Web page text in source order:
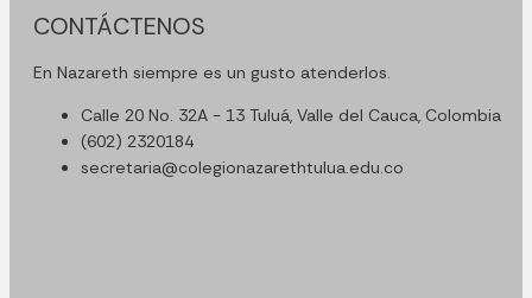
CONTÁCTENOS
En Nazareth siempre es un gusto atenderlos.
Calle 20 No. 32A - 13 Tuluá, Valle del Cauca, Colombia
(602) 2320184
secretaria@colegionazarethtulua.edu.co